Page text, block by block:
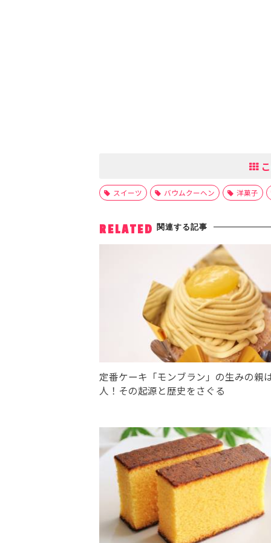
スイーツ バウムクーヘン 洋菓子
RELATED 関連する記事
定番ケーキ「モンブラン」の生みの親
人！その起源と歴史をさぐる